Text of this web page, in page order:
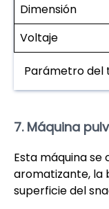
Dimensión
Voltaje
Parámetro del
7. Máquina
Esta máquina
aromatizante, la
superficie del